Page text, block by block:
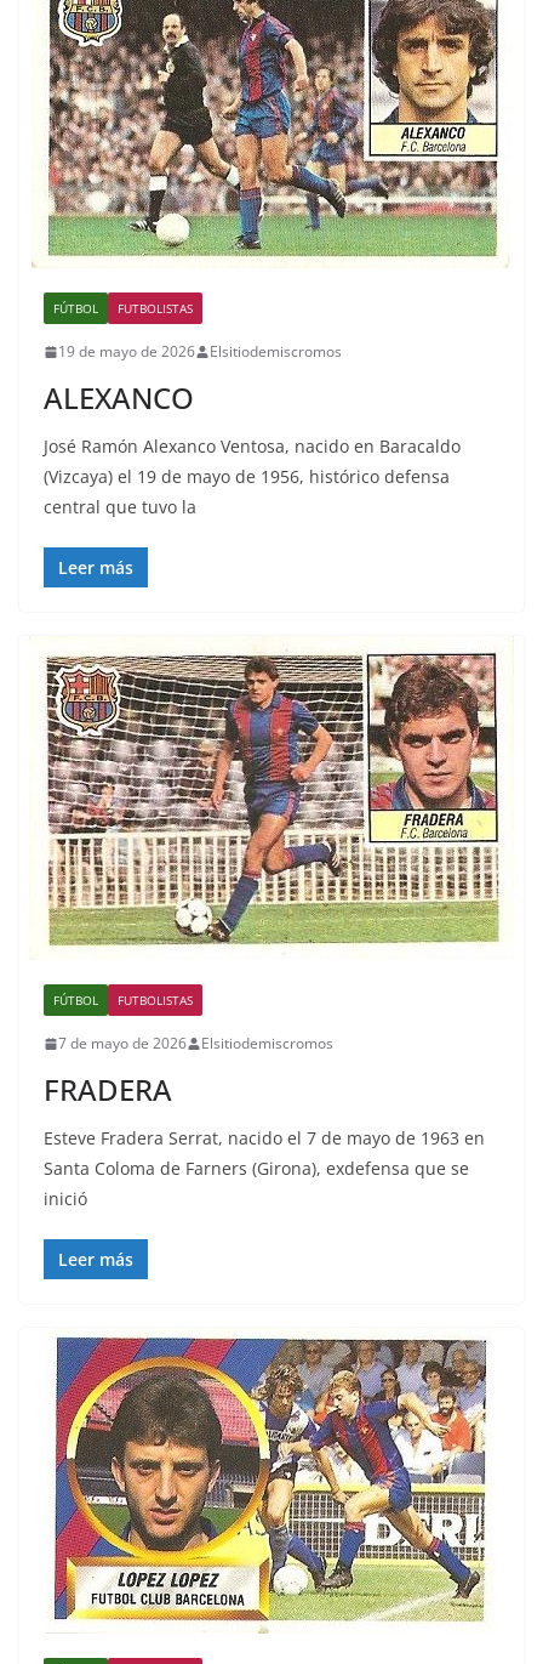
FÚTBOL FUTBOLISTAS
19 de mayo de 2026 Elsitiodemiscromos
ALEXANCO
José Ramón Alexanco Ventosa, nacido en Baracaldo
(Vizcaya) el 19 de mayo de 1956, histórico defensa
central que tuvo la
Leer más
FÚTBOL FUTBOLISTAS
7 de mayo de 2026 Elsitiodemiscromos
FRADERA
Esteve Fradera Serrat, nacido el 7 de mayo de 1963 en
Santa Coloma de Farners (Girona), exdefensa que se
inició
Leer más